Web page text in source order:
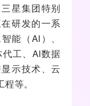
星集团特别
研发的一系
能 （AI ）、
代工、AI数据
示技术、云
等。